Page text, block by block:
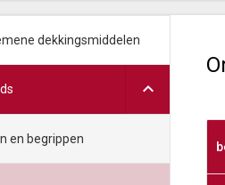
dekkingsmiddelen
en begrippen